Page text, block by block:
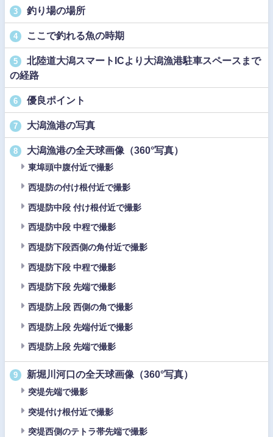
3 釣り場の場所
4 ここで釣れる魚の時期
5
北陸道大潟スマートICより大潟漁港駐車スペースまで
の経路
6 優良ポイント
7 大潟漁港の写真
8 大潟漁港の全天球画像（360°写真）
東埠頭中腹付近で撮影
西堤防の付け根付近で撮影
西堤防中段 付け根付近で撮影
西堤防中段 中程で撮影
西堤防下段西側の角付近で撮影
西堤防下段 中程で撮影
西堤防下段 先端で撮影
西堤防上段 西側の角で撮影
西堤防上段 先端付近で撮影
西堤防上段 先端で撮影
9 新堀川河口の全天球画像（360°写真）
突堤先端で撮影
突堤付け根付近で撮影
突堤西側のテトラ帯先端で撮影